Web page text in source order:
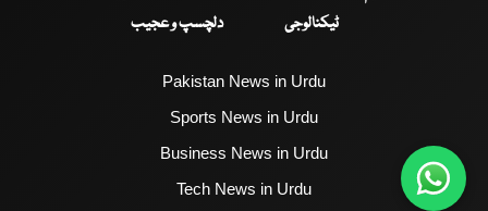
ٹیکنالوجی
دلچسپ و عجیب
Pakistan News in Urdu
Sports News in Urdu
Business News in Urdu
Tech News in Urdu